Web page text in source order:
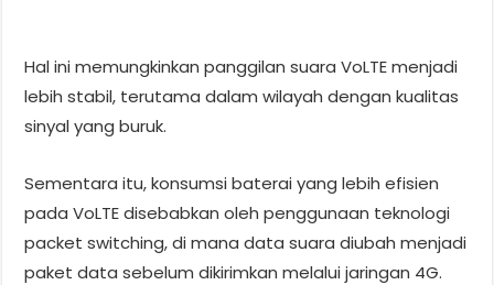
Hal ini memungkinkan panggilan suara VoLTE menjadi
lebih stabil, terutama dalam wilayah dengan kualitas
sinyal yang buruk.
Sementara itu, konsumsi baterai yang lebih efisien
pada VoLTE disebabkan oleh penggunaan teknologi
packet switching, di mana data suara diubah menjadi
paket data sebelum dikirimkan melalui jaringan 4G.